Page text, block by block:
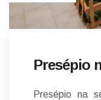
Presépio
Presépio na